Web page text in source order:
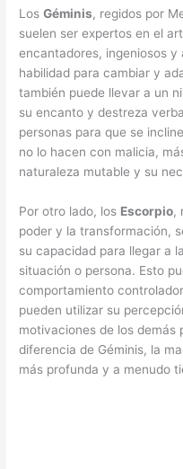
LosGéminis, regidos por
suelen ser expertos en el
encantadores, ingeniosos y
habilidad para cambiar y
también puede llevar a un
su encanto y destreza
personas para que se
no lo hacen con malicia,
naturaleza mutable y su
Por otro lado, los Escorpio,
poder y la transformación,
su capacidad para llegar a
situación o persona. Esto
comportamiento
pueden utilizar su
motivaciones de los demás
diferencia de Géminis, la
más profunda y a menudo